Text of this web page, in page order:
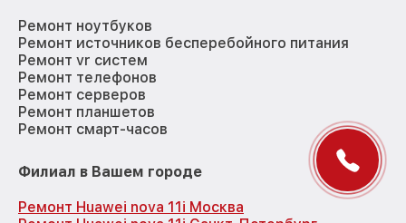
Ремонт ноутбуков
Ремонт источников бесперебойного питания
Ремонт vr систем
Ремонт телефонов
Ремонт серверов
Ремонт планшетов
Ремонт смарт-часов
Филиал в Вашем городе
Ремонт Huawei nova 11i Москва